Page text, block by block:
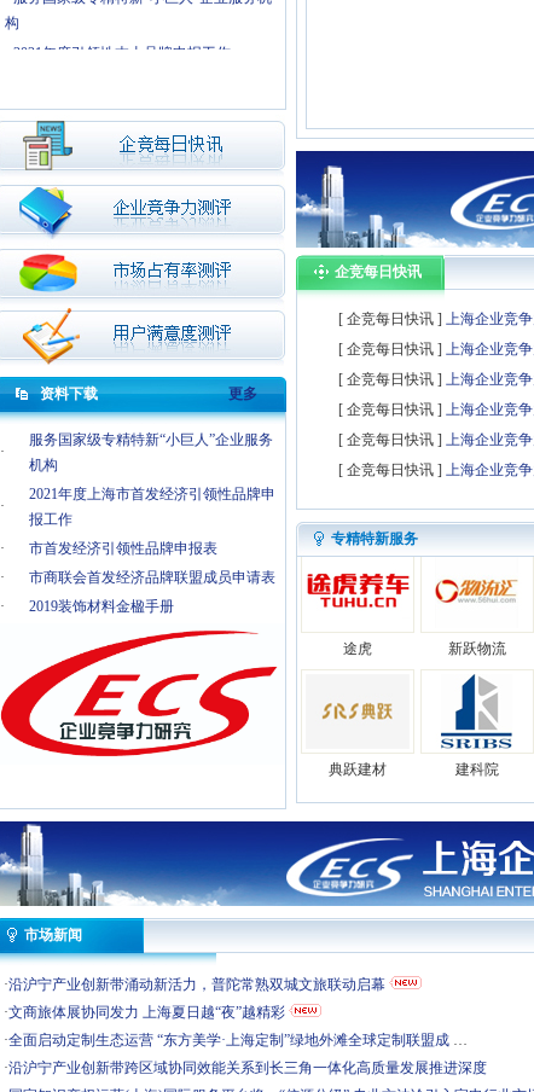
构
2021年度引领性本土品牌申报工作
资料下载更多
·
服务国家级专精特新“小巨人”企业服务
机构
·
2021年度上海市首发经济引领性品牌申
报工作
·
市首发经济引领性品牌申报表
·
市商联会首发经济品牌联盟成员申请表
·
2019装饰材料金楹手册
企竞每日快讯
[ 企竞每日快讯 ] 上海企业竞争
[ 企竞每日快讯 ] 上海企业竞争
[ 企竞每日快讯 ] 上海企业竞争
[ 企竞每日快讯 ] 上海企业竞争
[ 企竞每日快讯 ] 上海企业竞争
[ 企竞每日快讯 ] 上海企业竞争
专精特新服务
开开 含山
荣泰 野兽派
途虎 新跃物流
典跃建材 建科院
荣泰 野兽派
途虎 新跃物流
市场新闻
·​沿沪宁产业创新带涌动新活力，普陀常熟双城文旅联动启幕
·​文商旅体展协同发力 上海夏日越“夜”越精彩
·​全面启动定制生态运营 “东方美学·上海定制”绿地外滩全球定制联盟成 …
·​沿沪宁产业创新带跨区域协同效能关系到长三角一体化高质量发展推进深度